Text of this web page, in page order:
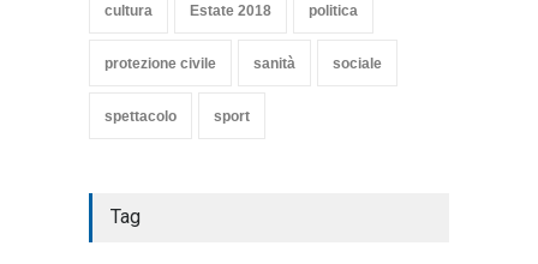
cultura Estate 2018 politica
protezione civile sanità sociale
spettacolo sport
Tag